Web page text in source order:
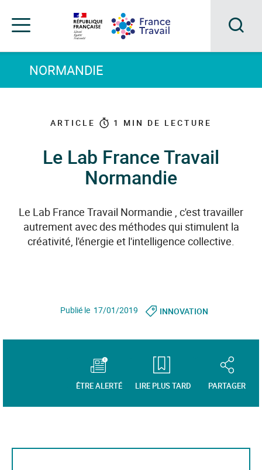
menu
contenu
pied
page
la
Menu
NORMANDIE
ARTICLE 1 MIN DE LECTURE
Le Lab France Travail
Normandie
Le Lab France Travail Normandie , c'est travailler
autrement avec des méthodes qui stimulent la
créativité, l'énergie et l'intelligence collective.
Publié le 17/01/2019 INNOVATION
ÊTRE ALERTÉ LIRE PLUS TARD PARTAGER